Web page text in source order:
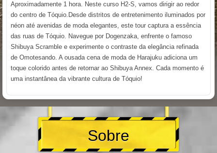
Aproximadamente 1 hora. Neste curso H2-S, vamos dirigir ao redor
do centro de Tóquio.Desde distritos de entretenimento iluminados por
néon até avenidas de moda elegantes, este tour captura a essência
das ruas de Tóquio. Navegue por Dogenzaka, enfrente o famoso
Shibuya Scramble e experimente o contraste da elegância refinada
de Omotesando. A ousada cena de moda de Harajuku adiciona um
toque colorido antes de retornar ao Shibuya Annex. Cada momento é
uma instantânea da vibrante cultura de Tóquio!
Sobre